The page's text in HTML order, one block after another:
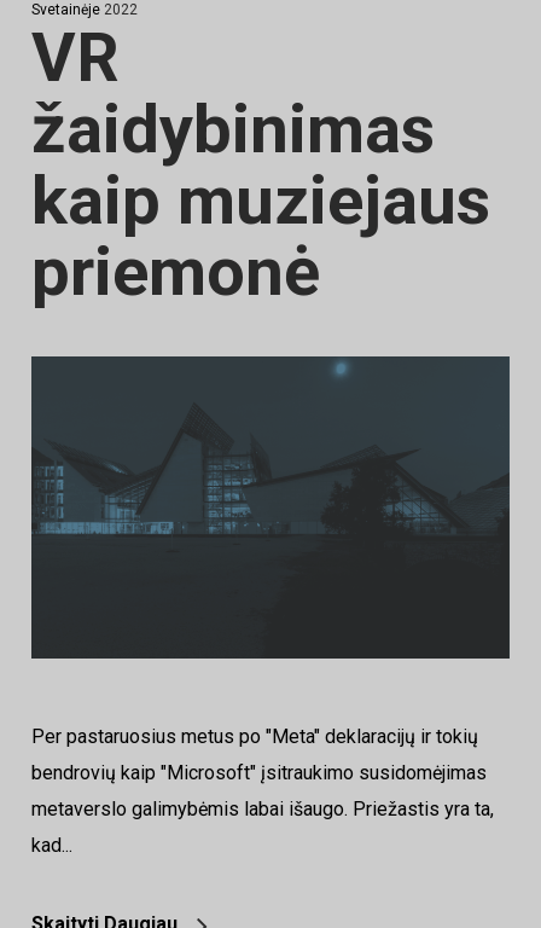
Svetainėje 2022
VR
žaidybinimas
kaip muziejaus
priemonė
Per pastaruosius metus po "Meta" deklaracijų ir tokių
bendrovių kaip "Microsoft" įsitraukimo susidomėjimas
metaverslo galimybėmis labai išaugo. Priežastis yra ta,
kad...